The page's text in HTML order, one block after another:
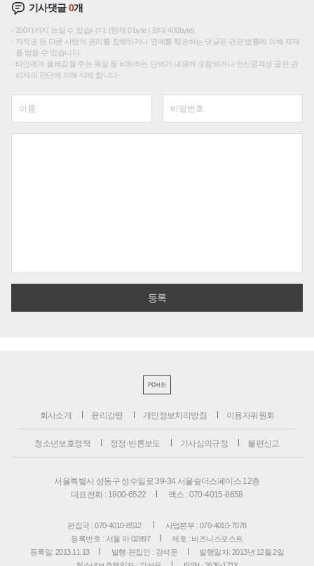
기사댓글0개
200자까지 쓰실 수 있습니다. (현재 0 byte / 최대 400byte)
저작권 등 다른 사람의 권리를 침해하거나 명예를 훼손하는 댓글은 관련 법률에 의해 제재
를 받을 수 있습니다.
타인에게 불쾌감을 주는 욕설 등 비하하는 단어가 내용에 포함되거나 인신공격성 글은 관
리자의 판단에 의해 삭제 합니다.
PC버전
회사소개 윤리강령 개인정보처리방침 이용자위원회
청소년보호정책 정정·반론보도 기사심의규정 불편신고
서울특별시 성동구 성수일로 39-34 서울숲더스페이스 12층
대표전화 : 1800-6522
팩스 : 070-4015-8658
편집국 : 070-4010-8512
사업본부 : 070-4010-7078
등록번호 : 서울 아 02897
제호 : 비즈니스포스트
등록일: 2013.11.13
발행·편집인 : 강석운
발행일자: 2013년 12월 2일